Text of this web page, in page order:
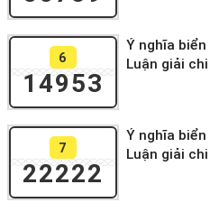
6
14953
Ý nghĩa
Luận giải
7
22222
Ý nghĩa
Luận giải